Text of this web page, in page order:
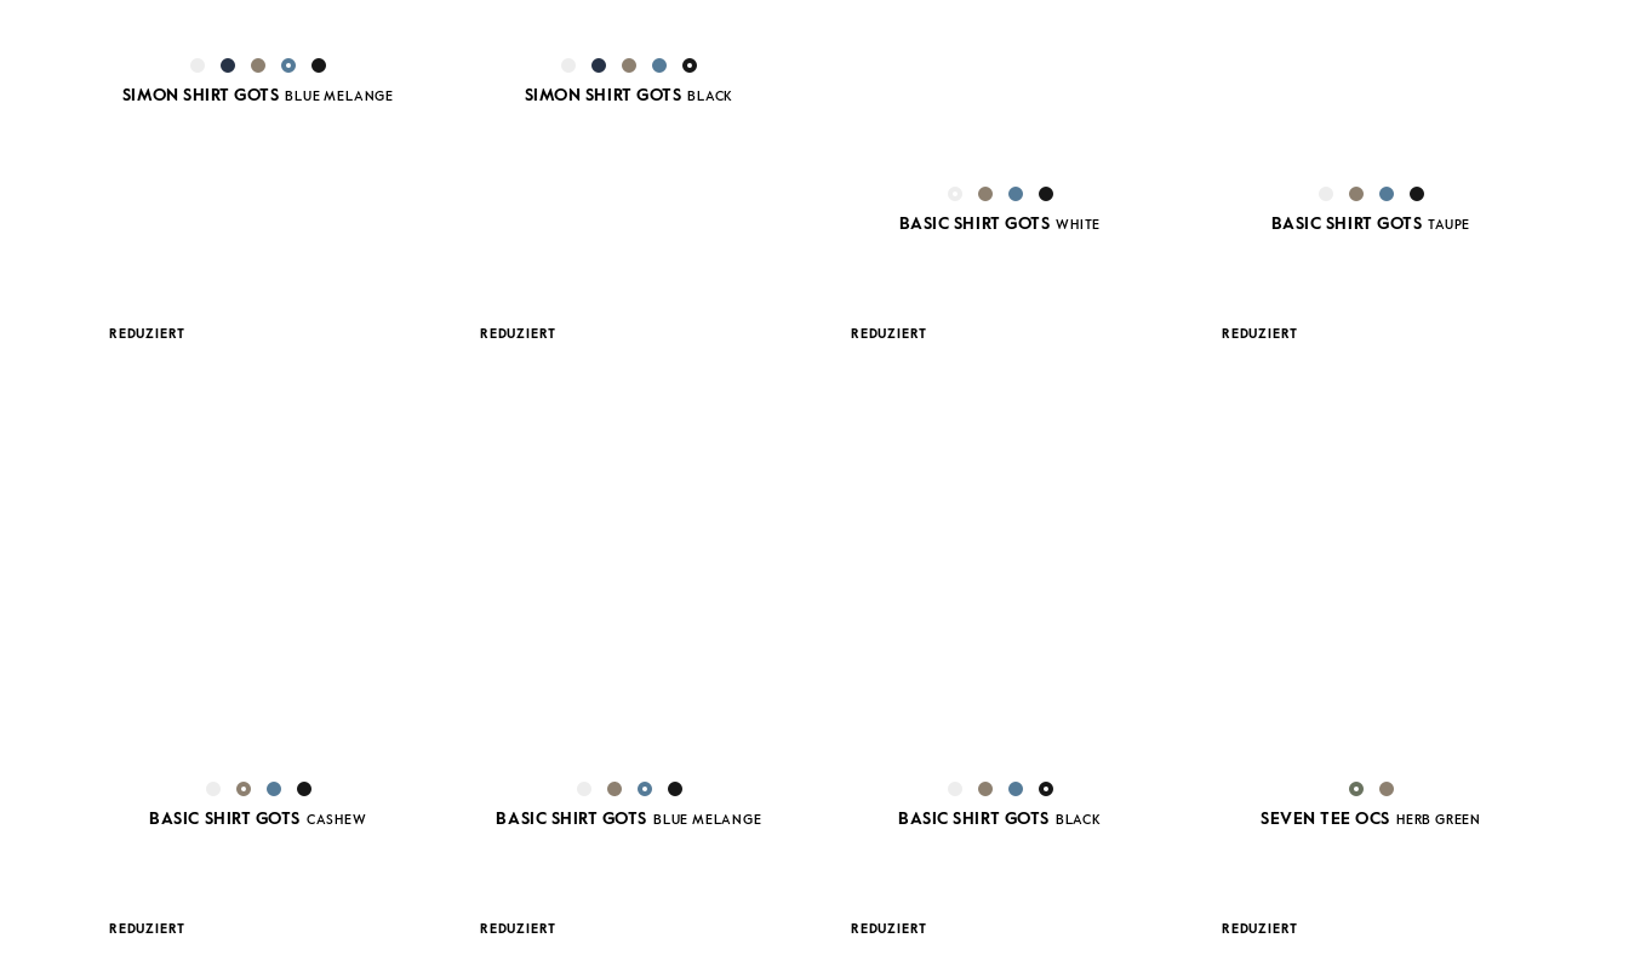
SIMON SHIRT GOTS BLUE MELANGE SIMON SHIRT GOTS BLACK
BASIC SHIRT GOTS WHITE BASIC SHIRT GOTS TAUPE
REDUZIERT
BASIC SHIRT GOTS CASHEW
REDUZIERT
BASIC SHIRT GOTS BLUE MELANGE
REDUZIERT
BASIC SHIRT GOTS BLACK
REDUZIERT
SEVEN TEE OCS HERB GREEN
REDUZIERT REDUZIERT REDUZIERT REDUZIERT